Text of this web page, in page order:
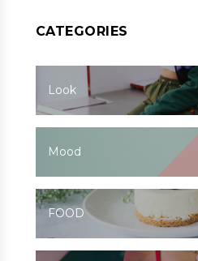
CATEGORIES
Look
Mood
FOOD